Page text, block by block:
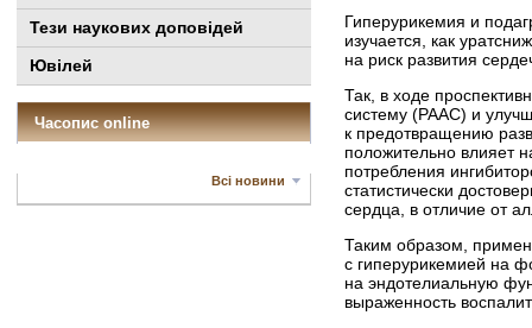
Тези наукових доповідей
Ювілей
Часопис online
Всі новини
Гиперурикемия и
изучается, как
на риск развития
Так, в ходе
систему (РААС) и
к предотвращению
положительно влияет
потребления
статистически
сердца, в отличие от
Таким образом,
с гиперурикемией на
на эндотелиальную
выраженность